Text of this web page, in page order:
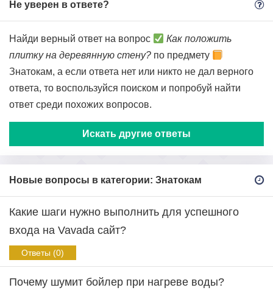
Не уверен в ответе?
Найди верный ответ на вопрос
Как положить
плитку на деревянную стену? по предмету
Знатокам, а если ответа нет или никто не дал верного
ответа, то воспользуйся поиском и попробуй найти
ответ среди похожих вопросов.
Искать другие ответы
Новые вопросы в категории: Знатокам
Какие шаги нужно выполнить для успешного
входа на Vavada сайт?
Ответы (0)
Почему шумит бойлер при нагреве воды?